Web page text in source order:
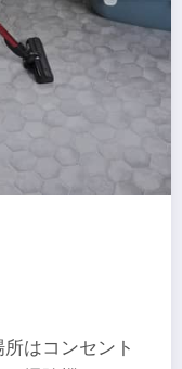
はコンセント